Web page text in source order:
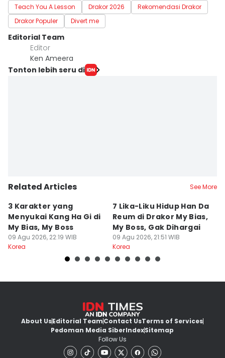
Teach You A Lesson Drakor 2026
Rekomendasi Drakor
Drakor Populer
Divert me
Editorial Team
Editor
Ken Ameera
Tonton lebih seru di
Related Articles See More
3 Karakter yang
Menyukai Kang Ha Gi di
My Bias, My Boss
09 Agu 2026, 22:19 WIB
Korea
7 Lika-Liku Hidup Han Da
Reum di Drakor My Bias,
My Boss, Gak Dihargai
09 Agu 2026, 21:51 WIB
Korea
About UsEditorial TeamContact UsTerms of Services
Pedoman Media SiberIndexSitemap
Follow Us